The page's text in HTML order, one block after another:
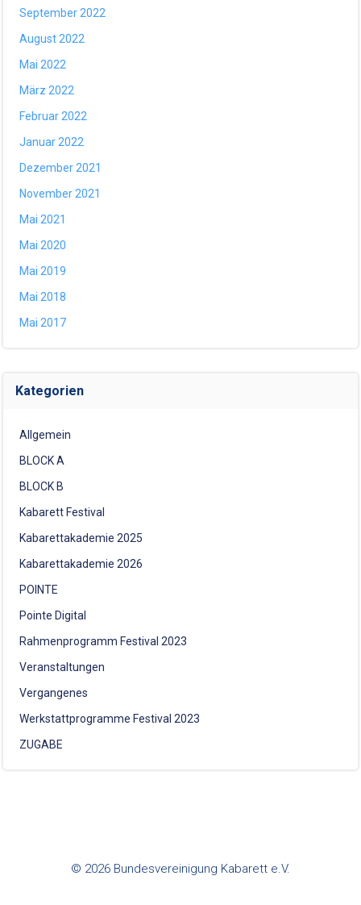
September 2022
August 2022
Mai 2022
März 2022
Februar 2022
Januar 2022
Dezember 2021
November 2021
Mai 2021
Mai 2020
Mai 2019
Mai 2018
Mai 2017
Kategorien
Allgemein
BLOCK A
BLOCK B
Kabarett Festival
Kabarettakademie 2025
Kabarettakademie 2026
POINTE
Pointe Digital
Rahmenprogramm Festival 2023
Veranstaltungen
Vergangenes
Werkstattprogramme Festival 2023
ZUGABE
© 2026 Bundesvereinigung Kabarett e.V.